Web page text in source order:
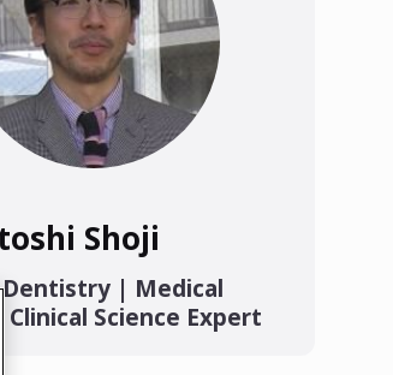
Shoji
Dentistry | Medical
Clinical Science Expert